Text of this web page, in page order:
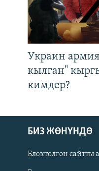
Украин
кылган"
кимдер?
БИЗ ЖӨНҮНДӨ
Блоктолгон сайтты